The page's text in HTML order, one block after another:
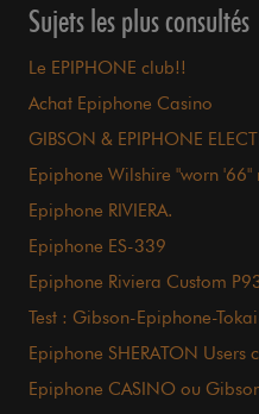
Sujets les plus consultés
Le EPIPHONE club!!
Achat Epiphone Casino
GIBSON & EPIPHONE
Epiphone Wilshire "worn '66"
Epiphone RIVIERA.
Epiphone ES-339
Epiphone Riviera Custom
Test : Gibson-Epiphone-
Epiphone SHERATON Users
Epiphone CASINO ou